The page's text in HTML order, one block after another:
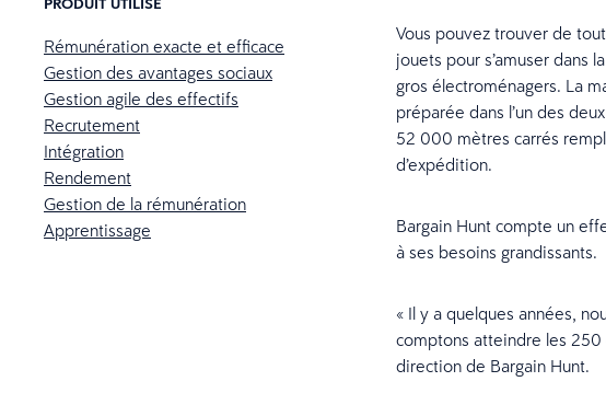
Rémunération exacte et efficace
Gestion des avantages sociaux
Gestion agile des effectifs
Recrutement
Intégration
Rendement
Gestion de la rémunération
Apprentissage
Vous pouvez trouver de
jouets pour s’amuser dans
gros électroménagers. La
préparée dans l’un des
52 000 mètres carrés
d’expédition.
Bargain Hunt compte un
à ses besoins grandissants.
« Il y a quelques années,
comptons atteindre les 250
direction de Bargain Hunt.